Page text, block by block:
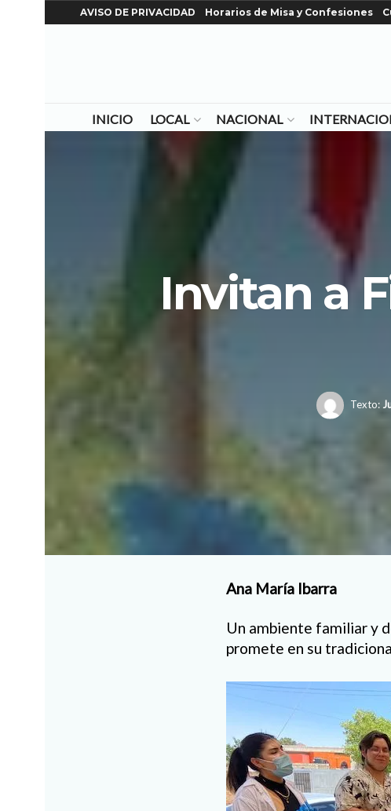
AVISO DE PRIVACIDAD Horarios de Misa y Confesiones
INICIO LOCAL NACIONAL
Invitan a
Texto:
Ana María Ibarra
Un ambiente familiar y
promete en su